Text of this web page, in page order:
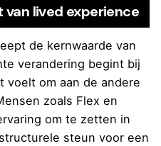
van lived experience
de kernwaarde van
verandering begint bij
voelt om aan de andere
zoals Flex en
om te zetten in
steun voor een